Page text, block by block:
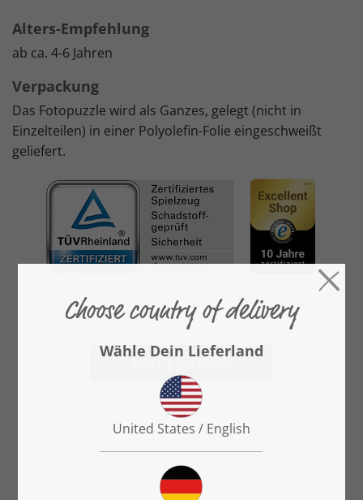
Alters-Empfehlung
ab ca. 4-6 Jahren
Verpackung
Das Fotopuzzle wird als Ganzes, gelegt (nicht in
Einzelteilen) in einer Polyolefin-Folie eingeschweißt
geliefert.